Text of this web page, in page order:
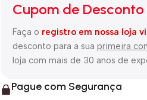
Cupom de
Faça o registro em nossa loja
desconto para a suaprimeira
loja com mais de 30 anos de
Pague com Segurança